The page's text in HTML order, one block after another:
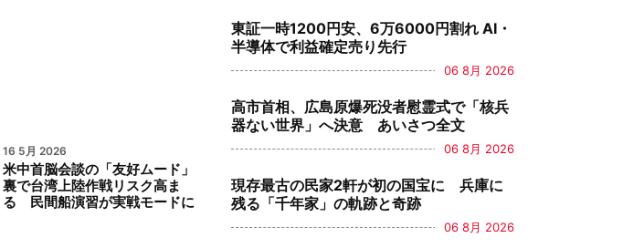
16 5月 2026
米中首脳会談の「友好ムード」
裏で台湾上陸作戦リスク高ま
る 民間船演習が実戦モードに
東証一時1200円安、6万6000円割れ AI・
半導体で利益確定売り先行
06 8月 2026
高市首相、広島原爆死没者慰霊式で「核兵
器ない世界」へ決意 あいさつ全文
06 8月 2026
現存最古の民家2軒が初の国宝に 兵庫に
残る「千年家」の軌跡と奇跡
06 8月 2026